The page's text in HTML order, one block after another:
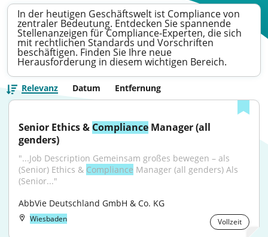
In der heutigen Geschäftswelt ist Compliance von
zentraler Bedeutung. Entdecken Sie spannende
Stellenanzeigen für Compliance-Experten, die sich
mit rechtlichen Standards und Vorschriften
beschäftigen. Finden Sie Ihre neue
Herausforderung in diesem wichtigen Bereich.
Relevanz Datum Entfernung
Senior Ethics & Compliance Manager (all
genders)
"...Job Description Gemeinsam großes bewegen – als
(Senior) Ethics & Compliance Manager (all genders) Als
(Senior..."
AbbVie Deutschland GmbH & Co. KG
Wiesbaden Vollzeit